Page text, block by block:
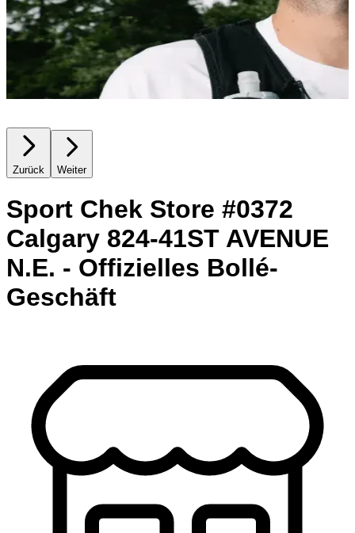
Zurück Weiter
Sport Chek Store #0372
Calgary 824-41ST AVENUE
N.E. - Offizielles Bollé-
Geschäft